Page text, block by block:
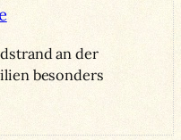
an der
besonders